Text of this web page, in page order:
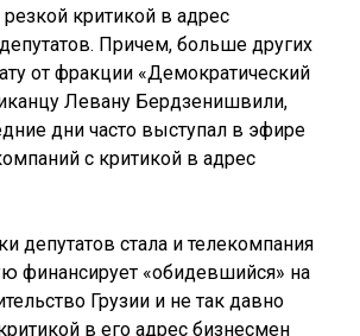
критикой в адрес
Причем, больше других
от фракции «Демократический
Левану Бердзенишвили,
дни часто выступал в эфире
с критикой в адрес
депутатов стала и телекомпания
финансирует «обидевшийся» на
Грузии и не так давно
в его адрес бизнесмен